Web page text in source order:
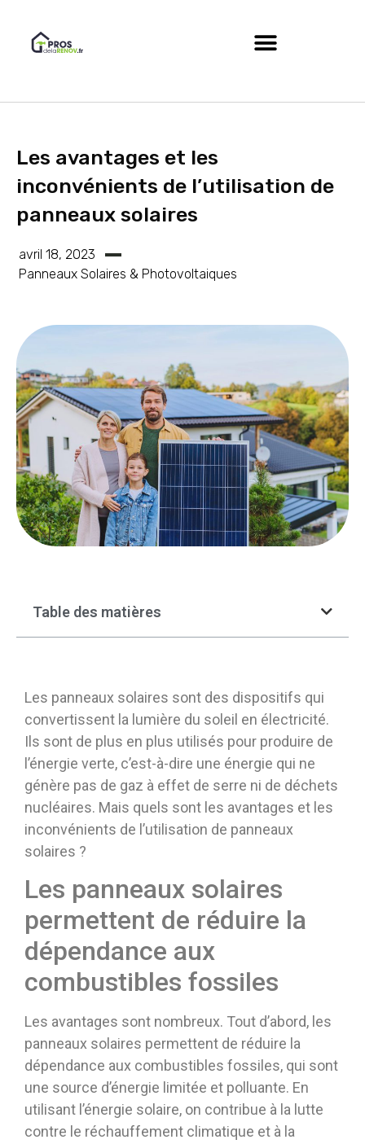
Les avantages et les
inconvénients de l’utilisation de
panneaux solaires
avril 18, 2023
Panneaux Solaires & Photovoltaiques
Table des matières
Les panneaux solaires sont des dispositifs qui
convertissent la lumière du soleil en électricité.
Ils sont de plus en plus utilisés pour produire de
l’énergie verte, c’est-à-dire une énergie qui ne
génère pas de gaz à effet de serre ni de déchets
nucléaires. Mais quels sont les avantages et les
inconvénients de l’utilisation de panneaux
solaires ?
Les panneaux solaires
permettent de réduire la
dépendance aux
combustibles fossiles
Les avantages sont nombreux. Tout d’abord, les
panneaux solaires permettent de réduire la
dépendance aux combustibles fossiles, qui sont
une source d’énergie limitée et polluante. En
utilisant l’énergie solaire, on contribue à la lutte
contre le réchauffement climatique et à la